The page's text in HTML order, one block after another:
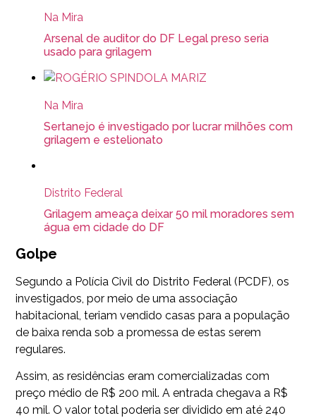
Na Mira
Arsenal de auditor do DF Legal preso seria
usado para grilagem
Na Mira
Sertanejo é investigado por lucrar milhões com
grilagem e estelionato
Distrito Federal
Grilagem ameaça deixar 50 mil moradores sem
água em cidade do DF
Golpe
Segundo a Polícia Civil do Distrito Federal (PCDF), os
investigados, por meio de uma associação
habitacional, teriam vendido casas para a população
de baixa renda sob a promessa de estas serem
regulares.
Assim, as residências eram comercializadas com
preço médio de R$ 200 mil. A entrada chegava a R$
40 mil. O valor total poderia ser dividido em até 240